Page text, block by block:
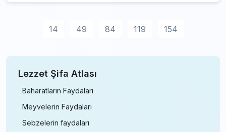
14 49 84 119 154
Lezzet Şifa Atlası
Baharatların Faydaları
Meyvelerin Faydaları
Sebzelerin faydaları